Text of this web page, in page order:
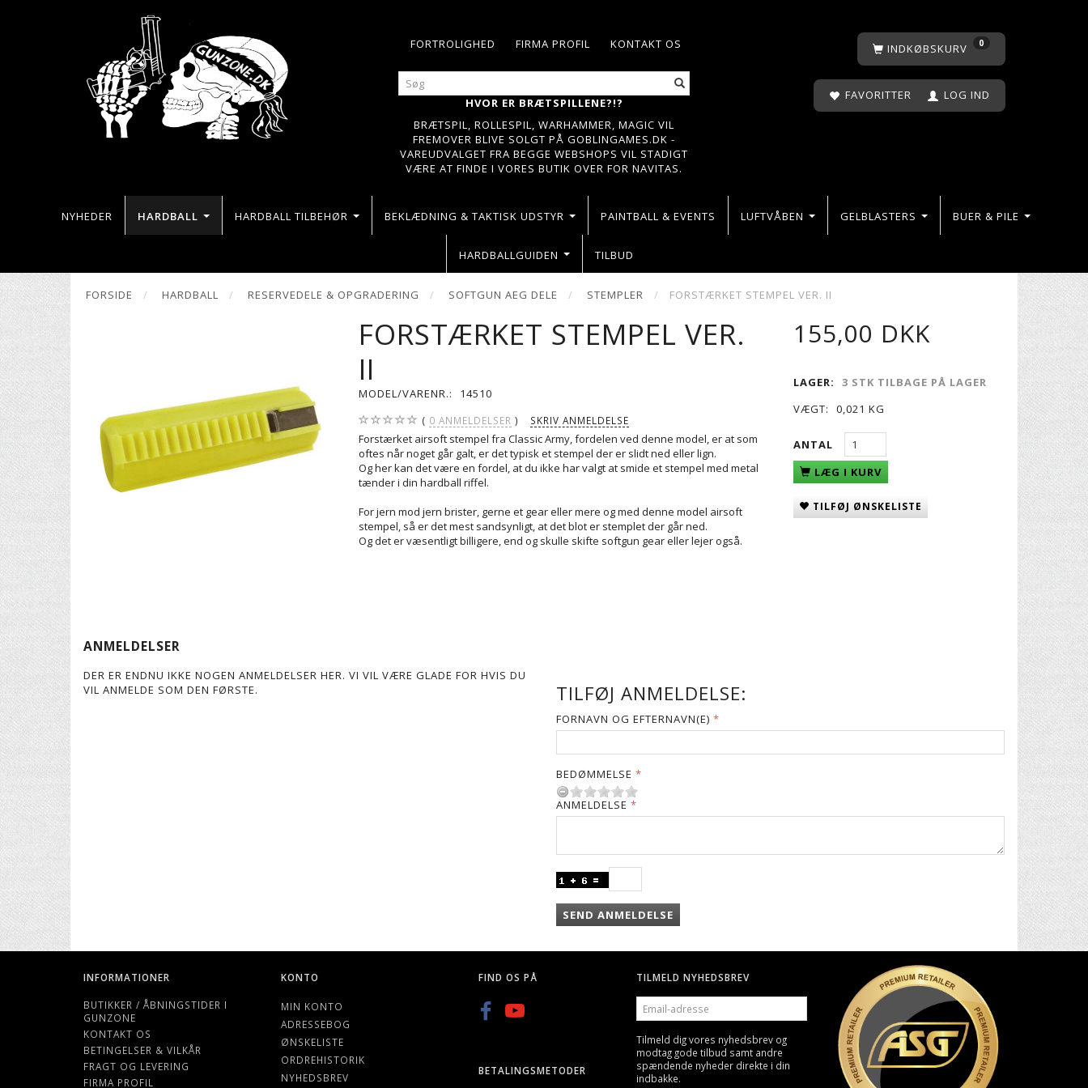
KONTAKT OS
FIRMA PROFIL
FORTROLIGHED
HVOR ER BRÆTSPILLENE?!?
BRÆTSPIL, ROLLESPIL, WARHAMMER, MAGIC VIL
FREMOVER BLIVE SOLGT PÅ GOBLINGAMES.DK -
VAREUDVALGET FRA BEGGE WEBSHOPS VIL STADIGT
VÆRE AT FINDE I VORES BUTIK OVER FOR NAVITAS.
INDKØBSKURV 0
FAVORITTER LOG IND
NYHEDER HARDBALL HARDBALL TILBEHØR BEKLÆDNING & TAKTISK UDSTYR PAINTBALL & EVENTS LUFTVÅBEN GELBLASTERS BUER & PILE
HARDBALLGUIDEN TILBUD
FORSIDE HARDBALL RESERVEDELE & OPGRADERING SOFTGUN AEG DELE STEMPLER FORSTÆRKET STEMPEL VER. II
FORSTÆRKET STEMPEL VER.
II
MODEL/VARENR.: 14510
0 ANMELDELSER SKRIV ANMELDELSE
Forstærket airsoft stempel fra Classic Army, fordelen ved denne model, er at som
oftes når noget går galt, er det typisk et stempel der er slidt ned eller lign.
Og her kan det være en fordel, at du ikke har valgt at smide et stempel med metal
tænder i din hardball riffel.
For jern mod jern brister, gerne et gear eller mere og med denne model airsoft
stempel, så er det mest sandsynligt, at det blot er stemplet der går ned.
Og det er væsentligt billigere, end og skulle skifte softgun gear eller lejer også.
155,00 DKK
LAGER:
3 STK TILBAGE PÅ LAGER
VÆGT:
0,021 KG
ANTAL
LÆG I KURV
TILFØJ ØNSKELISTE
ANMELDELSER
DER ER ENDNU IKKE NOGEN ANMELDELSER HER. VI VIL VÆRE GLADE FOR HVIS DU
VIL ANMELDE SOM DEN FØRSTE.
TILFØJ ANMELDELSE:
FORNAVN OG EFTERNAVN(E)
BEDØMMELSE
ANMELDELSE
SEND ANMELDELSE
INFORMATIONER
BUTIKKER / ÅBNINGSTIDER I
GUNZONE
KONTAKT OS
BETINGELSER & VILKÅR
FRAGT OG LEVERING
FIRMA PROFIL
KONTO
MIN KONTO
ADRESSEBOG
ØNSKELISTE
ORDREHISTORIK
NYHEDSBREV
FIND OS PÅ
BETALINGSMETODER
TILMELD NYHEDSBREV
EMAIL-
ADRESSE
Tilmeld dig vores nyhedsbrev og
modtag gode tilbud samt andre
spændende nyheder direkte i din
indbakke.